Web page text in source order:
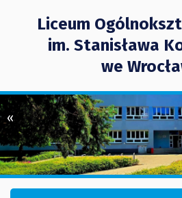
Liceum
im. Stanisława
we
«